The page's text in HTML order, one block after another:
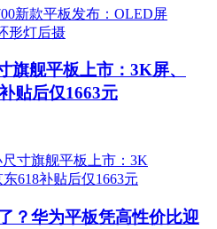
旗舰平板上市：3K屏、
贴后仅1663元
？华为平板凭高性价比迎